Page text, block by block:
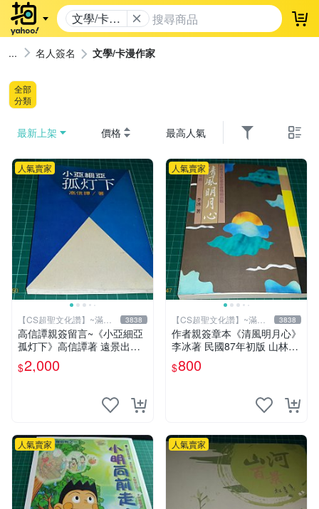
文學/卡漫
作家
登
名人簽名 文學/卡漫作家
全部
分類
最新上架 價格 最高人氣
人氣賣家
【CS超聖文化讚】~滿千
元送運
3838
高信譚親簽留言~《小亞細亞
孤灯下》高信譚著 遠景出版
民國73年再版 書緣有斑 【C
S 超聖文化讚】
$2,000
人氣賣家
【CS超聖文化讚】~滿千
元送運
3838
作者親簽章本《清風明月心》
李冰著 民國87年初版 山林書
局出版 書緣有微斑 【CS 超
聖文化讚】
$800
人氣賣家 人氣賣家